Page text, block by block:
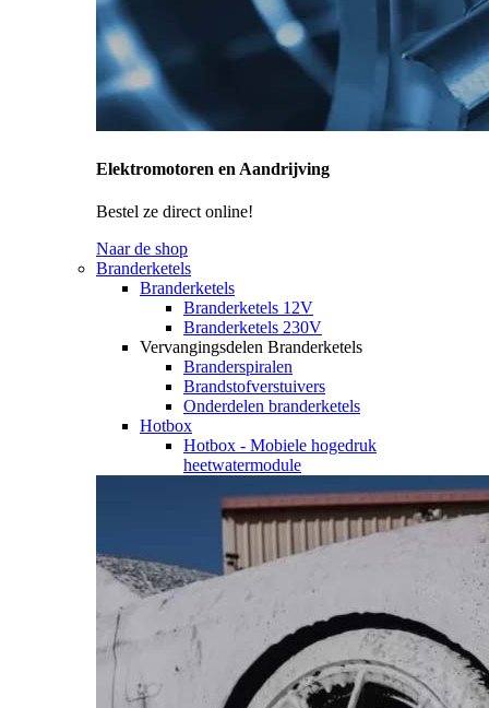
Elektromotoren en Aandrijving
Bestel ze direct online!
Naar de shop
Branderketels
Branderketels
Branderketels 12V
Branderketels 230V
Vervangingsdelen Branderketels
Branderspiralen
Brandstofverstuivers
Onderdelen branderketels
Hotbox
Hotbox - Mobiele hogedruk
heetwatermodule